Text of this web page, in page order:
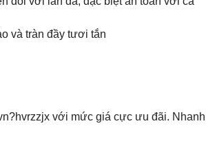
và tràn đầy tươi tắn
với mức giá cực ưu đãi. Nhanh